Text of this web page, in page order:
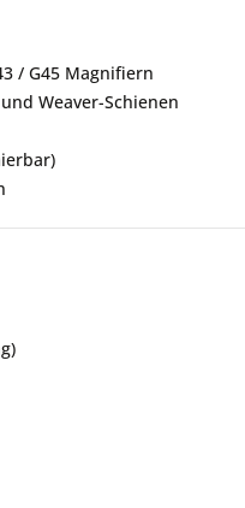
/ G45 Magnifiern
Weaver-Schienen